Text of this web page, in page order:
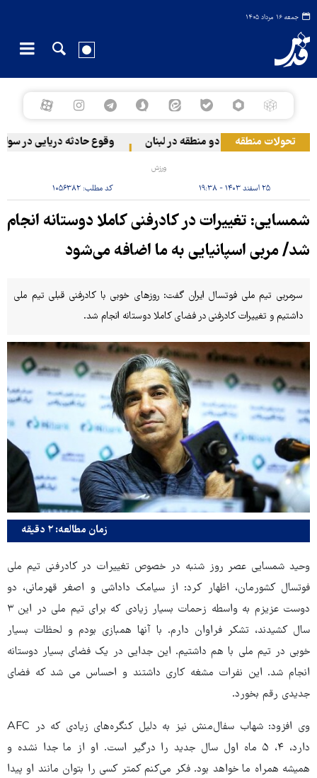
جمعه ۱۶ مرداد ۱۴۰۵
تحولات منطقه
صهیونیستی به دو منطقه در لبنان وقوع حادثه دریایی در سواحل
ورزش
۲۵ اسفند ۱۴۰۳ - ۱۹:۳۸ کد مطلب: ۱۰۵۶۳۸۲
شمسایی: تغییرات در کادرفنی کاملا دوستانه انجام
شد/ مربی اسپانیایی به ما اضافه می‌شود
سرمربی تیم ملی فوتسال ایران گفت: روزهای خوبی با کادرفنی قبلی تیم ملی
داشتیم و تغییرات کادرفنی در فضای کاملا دوستانه انجام شد.
زمان مطالعه: ۲ دقیقه
وحید شمسایی عصر روز شنبه در خصوص تغییرات در کادرفنی تیم ملی
فوتسال کشورمان، اظهار کرد: از سیامک داداشی و اصغر قهرمانی، دو
دوست عزیزم به واسطه زحمات بسیار زیادی که برای تیم ملی در این ۳
سال کشیدند، تشکر فراوان دارم. با آنها همبازی بودم و لحظات بسیار
خوبی در تیم ملی با هم داشتیم. این جدایی در یک فضای بسیار دوستانه
انجام شد. این نفرات مشغه کاری داشتند و احساس می شد که فضای
جدیدی رقم بخورد.
وی افزود: شهاب سفال‌منش نیز به دلیل کنگره‌های زیادی که در AFC
دارد، ۴، ۵ ماه اول سال جدید را درگیر است. او از ما جدا نشده و
همیشه همراه ما خواهد بود. فکر می‌کنم کمتر کسی را بتوان مانند او پیدا